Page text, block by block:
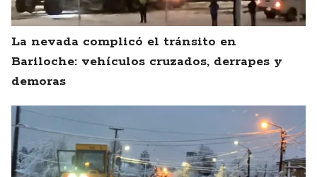
La nevada complicó el tránsito en
Bariloche: vehículos cruzados, derrapes y
demoras